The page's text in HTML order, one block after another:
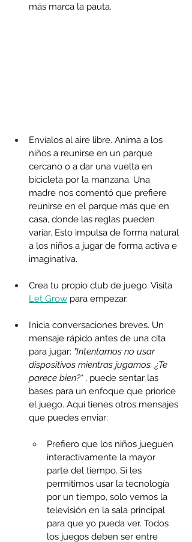
más marca la pauta.
Envíalos al aire libre. Anima a los
niños a reunirse en un parque
cercano o a dar una vuelta en
bicicleta por la manzana. Una
madre nos comentó que prefiere
reunirse en el parque más que en
casa, donde las reglas pueden
variar. Esto impulsa de forma natural
a los niños a jugar de forma activa e
imaginativa.
Crea tu propio club de juego. Visita
Let Grow para empezar.
Inicia conversaciones breves. Un
mensaje rápido antes de una cita
para jugar: "Intentamos no usar
dispositivos mientras jugamos. ¿Te
parece bien?" , puede sentar las
bases para un enfoque que priorice
el juego. Aquí tienes otros mensajes
que puedes enviar:
Prefiero que los niños jueguen
interactivamente la mayor
parte del tiempo. Si les
permitimos usar la tecnología
por un tiempo, solo vemos la
televisión en la sala principal
para que yo pueda ver. Todos
los juegos deben ser entre